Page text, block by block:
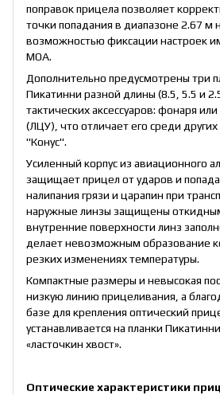
поправок прицела позволяет
точки попадания в диапазоне 2.67 м
возможностью фиксации настроек
MOA.
Дополнительно предусмотрены три
Пикатинни разной длины (8.5, 5.5 и
тактических аксессуаров: фонаря или
(ЛЦУ), что отличает его среди
"Конус".
Усиленный корпус из авиационного
защищает прицел от ударов и
налипания грязи и царапин при
наружные линзы защищены
внутренние поверхности линз
делает невозможным образование
резких изменениях температуры.
Компактные размеры и невысокая
низкую линию прицеливания, а
базе для крепления оптический
устанавливается на планки
«ласточкин хвост».
Оптические характеристики